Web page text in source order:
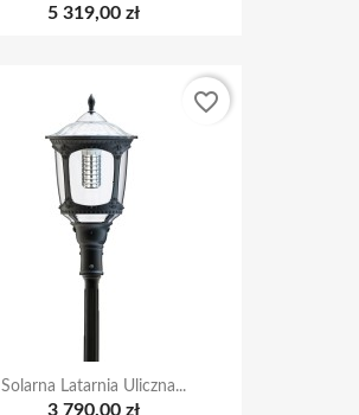
5 319,00 zł
Solarna Latarnia Uliczna...
3 790,00 zł
favorite_border